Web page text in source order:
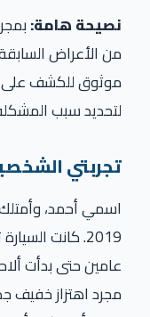
نصيحة هامة:
من الأعراض
موثوق للكشف على
لتحديد سبب
تجربتي
اسمي أحمد،
2019. كانت
عامين حتى بدأت
مجرد اهتزاز خفيف